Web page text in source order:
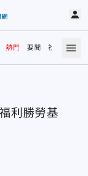
熱門 要聞 社會 娛樂
利勝勞基